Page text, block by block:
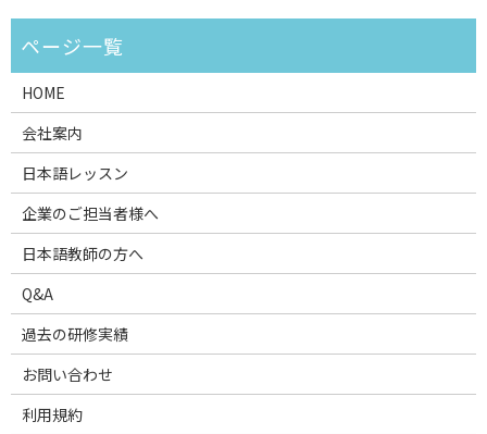
HOME
会社案内
日本語レッスン
企業のご担当者様へ
日本語教師の方へ
Q&A
過去の研修実績
お問い合わせ
利用規約